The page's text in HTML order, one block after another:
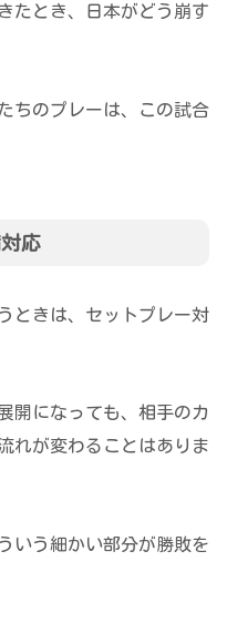
たとき、日本がどう崩す
ちのプレーは、この試合
応
ときは、セットプレー対
開になっても、相手のカ
れが変わることはありま
いう細かい部分が勝敗を